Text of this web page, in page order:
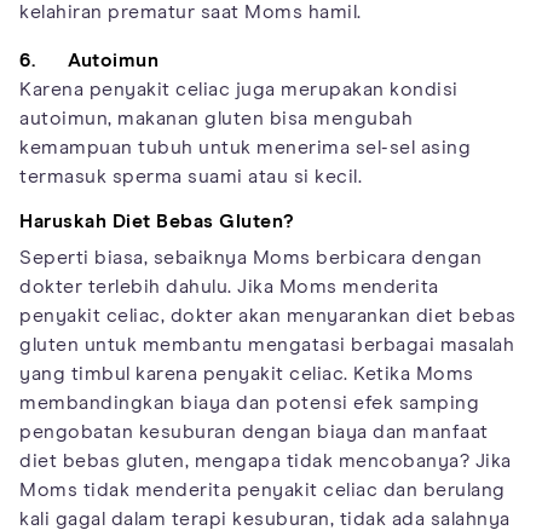
kelahiran prematur saat Moms hamil.
6. Autoimun
Karena penyakit celiac juga merupakan kondisi
autoimun, makanan gluten bisa mengubah
kemampuan tubuh untuk menerima sel-sel asing
termasuk sperma suami atau si kecil.
Haruskah Diet Bebas Gluten?
Seperti biasa, sebaiknya Moms berbicara dengan
dokter terlebih dahulu. Jika Moms menderita
penyakit celiac, dokter akan menyarankan diet bebas
gluten untuk membantu mengatasi berbagai masalah
yang timbul karena penyakit celiac. Ketika Moms
membandingkan biaya dan potensi efek samping
pengobatan kesuburan dengan biaya dan manfaat
diet bebas gluten, mengapa tidak mencobanya? Jika
Moms tidak menderita penyakit celiac dan berulang
kali gagal dalam terapi kesuburan, tidak ada salahnya